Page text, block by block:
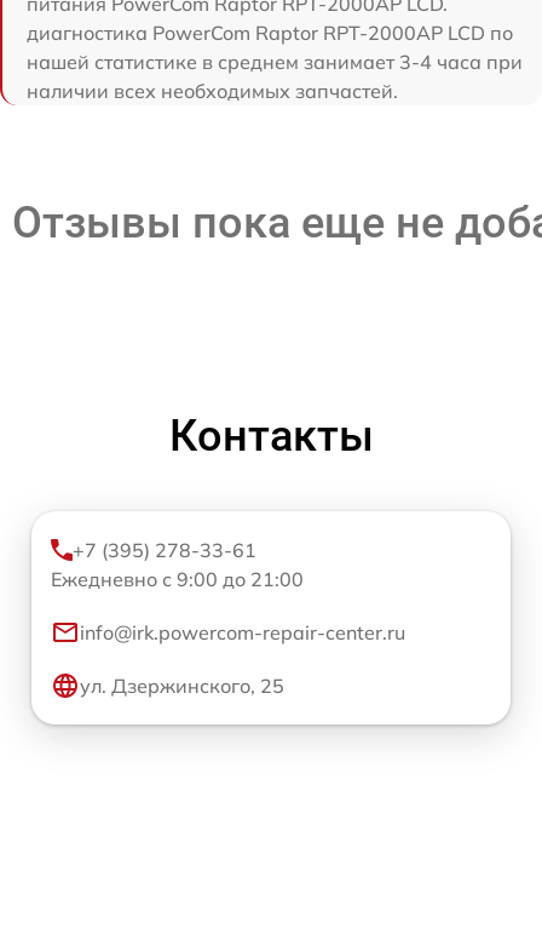
диагностика PowerCom Raptor RPT-2000AP LCD по
нашей статистике в среднем занимает 3-4 часа при
наличии всех необходимых запчастей.
Отзывы пока еще не
Контакты
+7 (395) 278-33-61
Ежедневно с 9:00 до 21:00
info@irk.powercom-repair-center.ru
ул. Дзержинского, 25